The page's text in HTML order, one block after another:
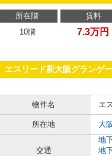
所在階 賃料
10階
7.3万円
エスリード新大阪グランゲ
物件名
エ
所在地 大
交通
地
地